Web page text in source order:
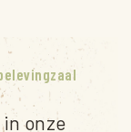
onze